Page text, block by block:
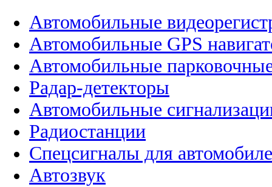
Автомобильные
Автомобильные GPS
Автомобильные
Радар-детекторы
Автомобильные
Радиостанции
Спецсигналы для
Автозвук